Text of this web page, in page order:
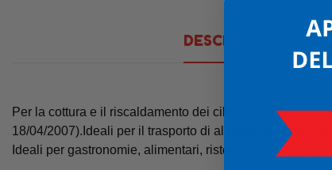
DESCRIZIONE
Per la cottura e il riscaldamento dei cibi nei forni
18/04/2007).Ideali per il trasporto di alimenti in modo
Ideali per gastronomie, alimentari, ristoranti, pub,